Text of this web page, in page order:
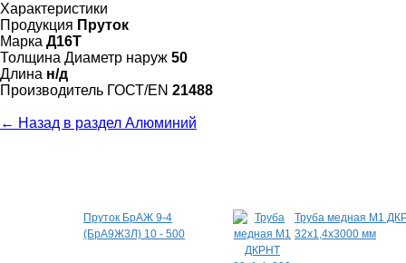
Характеристики
Продукция Пруток
Марка Д16Т
Толщина Диаметр наруж 50
Длина н/д
Произво­дитель ГОСТ/EN 21488
← Назад в раздел Алюминий
Пруток БрАЖ 9-4
(БрА9Ж3Л) 10 - 500
Труба медная М1
32х1,4х3000 мм